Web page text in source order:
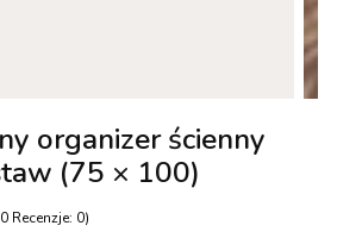
organizer ścienny
(75 × 100)
Recenzje: 0)